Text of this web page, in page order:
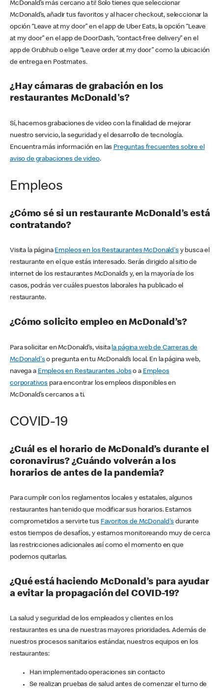
McDonald’s más cercano a ti! Solo tienes que seleccionar
McDonald’s, añadir tus favoritos y al hacer checkout, seleccionar la
opción “Leave at my door” en el app de Uber Eats, la opción “Leave
at my door” en el app de DoorDash, “contact-free delivery” en el
app de Grubhub o elige “Leave order at my door” como la ubicación
de entrega en Postmates.
¿Hay cámaras de grabación en los
restaurantes McDonald's?
Sí, hacemos grabaciones de video con la finalidad de mejorar
nuestro servicio, la seguridad y el desarrollo de tecnología.
Encuentra más información en las Preguntas frecuentes sobre el
aviso de grabaciones de video.
Empleos
¿Cómo sé si un restaurante McDonald’s está
contratando?
Visita la página Empleos en los Restaurantes McDonald'sy busca el
restaurante en el que estás interesado. Serás dirigido al sitio de
internet de los restaurantes McDonald’s y, en la mayoría de los
casos, podrás ver cuáles puestos laborales ha publicado el
restaurante.
¿Cómo solicito empleo en McDonald’s?
Para solicitar en McDonald’s, visita la página web de Carreras de
McDonald'so pregunta en tu McDonald’s local. En la página web,
navega a Empleos en Restaurantes Jobso a Empleos
corporativos para encontrar los empleos disponibles en
McDonald’s cercanos a ti.
COVID-19
¿Cuál es el horario de McDonald’s durante el
coronavirus? ¿Cuándo volverán a los
horarios de antes de la pandemia?
Para cumplir con los reglamentos locales y estatales, algunos
restaurantes han tenido que modificar sus horarios. Estamos
comprometidos a servirte tus Favoritos de McDonald's durante
estos tiempos de desafíos, y estamos monitoreando muy de cerca
las restricciones adicionales así como el momento en que
podemos quitarlas.
¿Qué está haciendo McDonald’s para ayudar
a evitar la propagación del COVID-19?
La salud y seguridad de los empleados y clientes en los
restaurantes es una de nuestras mayores prioridades. Además de
nuestros procesos sanitarios estándar, nuestros equipos en los
restaurantes:
Han implementado operaciones sin contacto
Se realizan pruebas de salud antes de comenzar el turno de